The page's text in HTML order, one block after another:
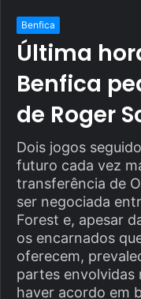
Benfica
Última
Benfica
de Roger
Dois jogos
futuro cada vez
transferência de
ser negociada
Forest e, apesar
os encarnados
oferecem,
partes envolvidas
haver acordo em